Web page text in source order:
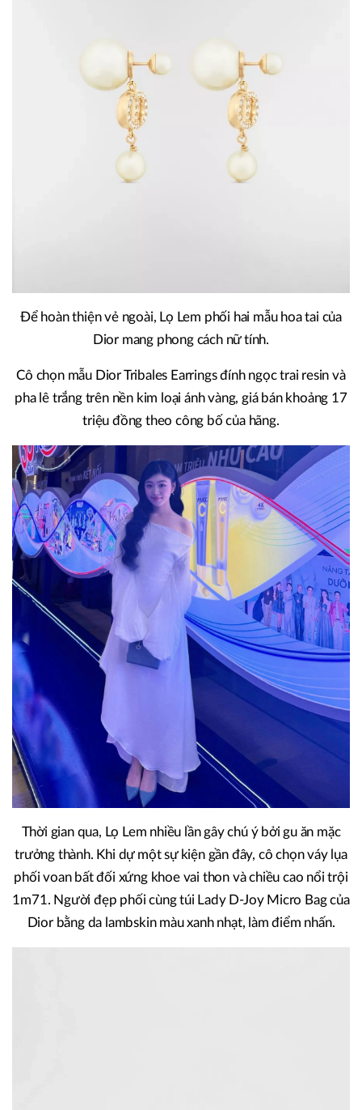
Để hoàn thiện vẻ ngoài, Lọ Lem phối hai mẫu hoa tai của
Dior mang phong cách nữ tính.
Cô chọn mẫu Dior Tribales Earrings đính ngọc trai resin và
pha lê trắng trên nền kim loại ánh vàng, giá bán khoảng 17
triệu đồng theo công bố của hãng.
Thời gian qua, Lọ Lem nhiều lần gây chú ý bởi gu ăn mặc
trưởng thành. Khi dự một sự kiện gần đây, cô chọn váy lụa
phối voan bất đối xứng khoe vai thon và chiều cao nổi trội
1m71. Người đẹp phối cùng túi Lady D-Joy Micro Bag của
Dior bằng da lambskin màu xanh nhạt, làm điểm nhấn.